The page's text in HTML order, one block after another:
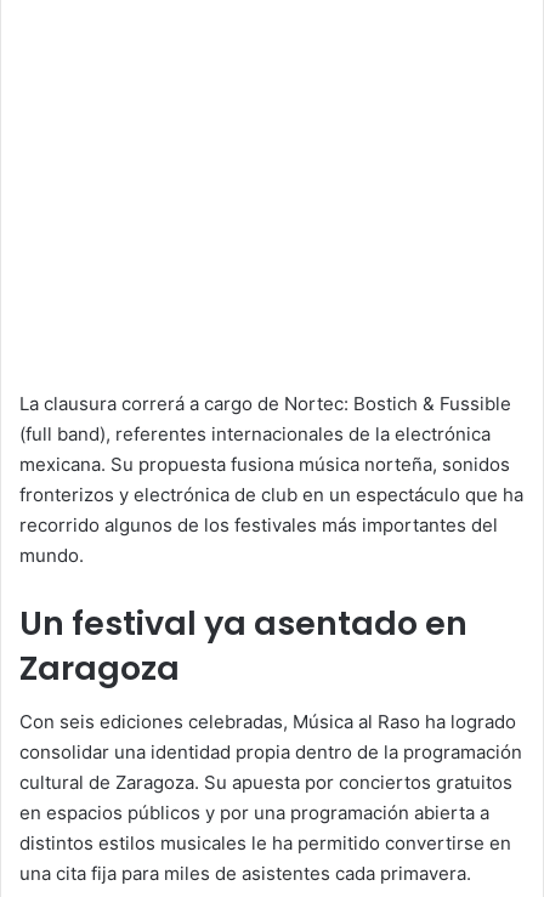
La clausura correrá a cargo de Nortec: Bostich & Fussible
(full band), referentes internacionales de la electrónica
mexicana. Su propuesta fusiona música norteña, sonidos
fronterizos y electrónica de club en un espectáculo que ha
recorrido algunos de los festivales más importantes del
mundo.
Un festival ya asentado en
Zaragoza
Con seis ediciones celebradas, Música al Raso ha logrado
consolidar una identidad propia dentro de la programación
cultural de Zaragoza. Su apuesta por conciertos gratuitos
en espacios públicos y por una programación abierta a
distintos estilos musicales le ha permitido convertirse en
una cita fija para miles de asistentes cada primavera.